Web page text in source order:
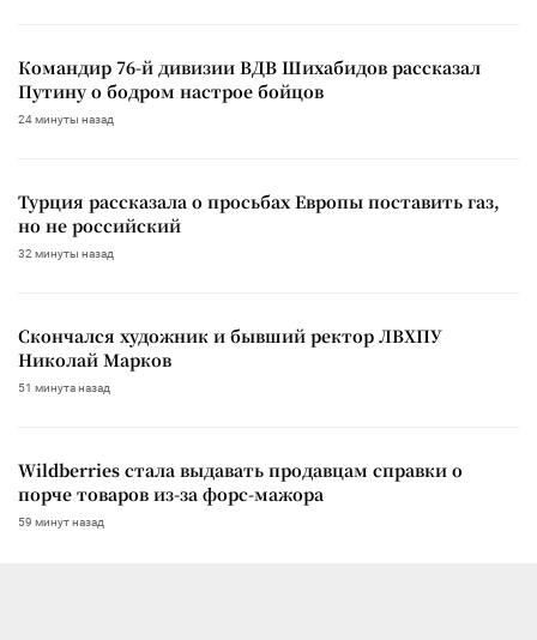
Командир 76-й дивизии ВДВ Шихабидов рассказал
Путину о бодром настрое бойцов
24 минуты назад
Турция рассказала о просьбах Европы поставить газ,
но не российский
32 минуты назад
Скончался художник и бывший ректор ЛВХПУ
Николай Марков
51 минута назад
Wildberries стала выдавать продавцам справки о
порче товаров из-за форс-мажора
59 минут назад